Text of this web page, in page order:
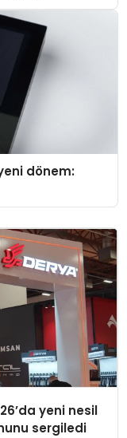
dönem:
yeni nesil
sergiledi